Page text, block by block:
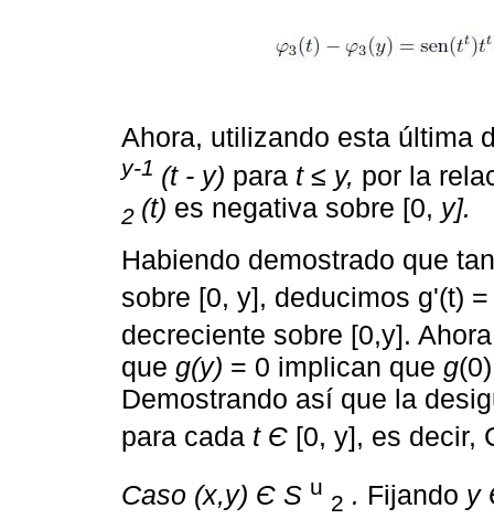
Ahora, utilizando esta última
y-1 (t - y) para t ≤ y, por la
2 (t) es negativa sobre [0, y].
Habiendo demostrado que
sobre [0, y], deducimos g'(t) =
decreciente sobre [0,y].
que g(y) = 0 implican que g
Demostrando así que la
para cada t Є [0, y], es decir,
Caso (x,y) Є S u
2 . Fijando y